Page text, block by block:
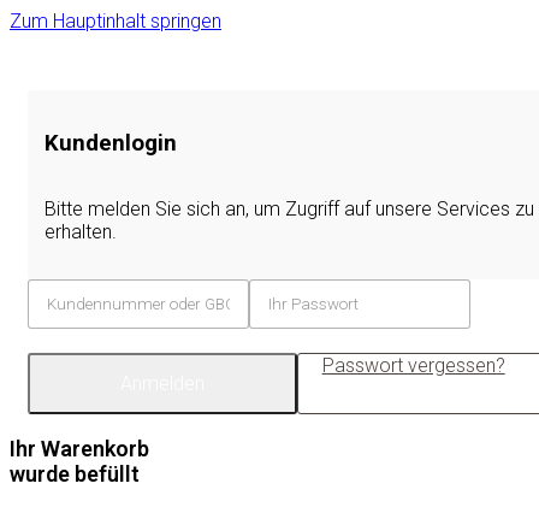
Zum Hauptinhalt springen
Kundenlogin
Bitte melden Sie sich an, um Zugriff auf unsere Services zu
erhalten.
Passwort vergessen?
Ihr Warenkorb
wurde befüllt